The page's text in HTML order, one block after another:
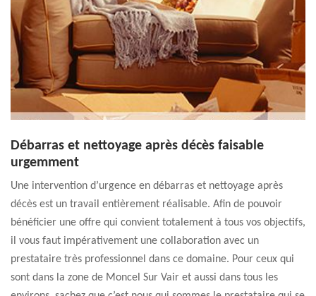
Débarras et nettoyage après décès faisable
urgemment
Une intervention d’urgence en débarras et nettoyage après
décès est un travail entièrement réalisable. Afin de pouvoir
bénéficier une offre qui convient totalement à tous vos objectifs,
il vous faut impérativement une collaboration avec un
prestataire très professionnel dans ce domaine. Pour ceux qui
sont dans la zone de Moncel Sur Vair et aussi dans tous les